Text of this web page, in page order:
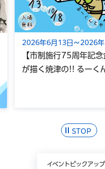
STOP
2026年6月13日～2026
【市制施行75周年記
が描く焼津の!! るーく
イベントピックアッ